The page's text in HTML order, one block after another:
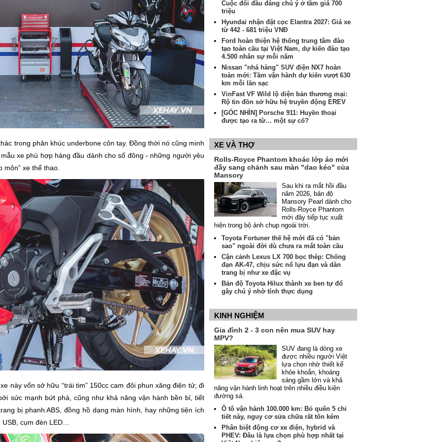
trong phân khúc underbone côn tay. Đồng thời nó cũng minh
xe phù hợp hàng đầu dành cho số đông - những người yêu
xe thể thao.
này vốn sở hữu “trái tim” 150cc cam đôi phun xăng điện tử; đi
sức mạnh bứt phá, cũng như khả năng vận hành bền bỉ, tiết
bị phanh ABS, đồng hồ dạng màn hình, hay những tiện ích
USB, cụm đèn LED…
Cuộc đối đầu đáng chú ý ở tầm giá 700
triệu
Hyundai nhận đặt cọc Elantra 2027: Giá xe
từ 442 - 681 triệu VNĐ
Ford hoàn thiện hệ thống trung tâm đào
tạo toàn cầu tại Việt Nam, dự kiến đào tạo
4.500 nhân sự mỗi năm
Nissan "nhá hàng" SUV điện NX7 hoàn
toàn mới: Tầm vận hành dự kiến vượt 630
km mỗi lần sạc
VinFast VF Wild lộ diện bản thương mại:
Rộ tin đồn sở hữu hệ truyền động EREV
[GÓC NHÌN] Porsche 911: Huyền thoại
được tạo ra từ… một sự cố?
XE VÀ THỢ
Rolls-Royce Phantom khoác lớp áo mới
đầy sang chảnh sau màn "dao kéo" của
Mansory
Sau khi ra mắt hồi đầu
năm 2026, bản độ
Mansory Pearl dành cho
Rolls-Royce Phantom
mới đây tiếp tục xuất
hiện trong bộ ảnh chụp ngoài trời.
Toyota Fortuner thế hệ mới đã có "bản
sao" ngoài đời dù chưa ra mắt toàn cầu
Cận cảnh Lexus LX 700 bọc thép: Chống
đạn AK-47, chịu sức nổ lựu đạn và dàn
trang bị như xe đặc vụ
Bản độ Toyota Hilux thành xe ben tự đổ
gây chú ý nhờ tính thực dụng
KINH NGHIỆM
Gia đình 2 - 3 con nên mua SUV hay
MPV?
SUV đang là dòng xe
được nhiều người Việt
lựa chọn nhờ thiết kế
khỏe khoắn, khoảng
sáng gầm lớn và khả
năng vận hành linh hoạt trên nhiều điều kiện
đường sá.
Ô tô vận hành 100.000 km: Bỏ quên 5 chi
tiết này, nguy cơ sửa chữa rất tốn kém
Phân biệt động cơ xe điện, hybrid và
PHEV: Đâu là lựa chọn phù hợp nhất tại